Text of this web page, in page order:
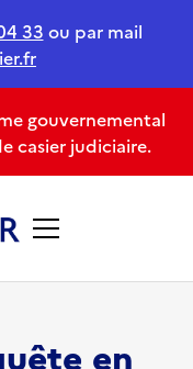
33 ou par mail
gouvernemental
casier judiciaire.
en